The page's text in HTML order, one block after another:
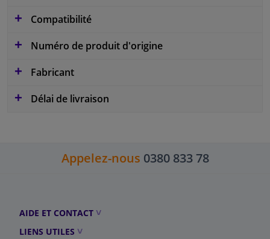
Compatibilité
Numéro de produit d'origine
Fabricant
Délai de livraison
Appelez-nous 0380 833 78
AIDE ET CONTACT
LIENS UTILES